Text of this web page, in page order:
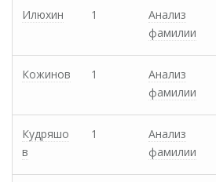
Илюхин 1
Анализ
фамилии
Кожинов 1
Анализ
фамилии
Кудряшо
в
1
Анализ
фамилии